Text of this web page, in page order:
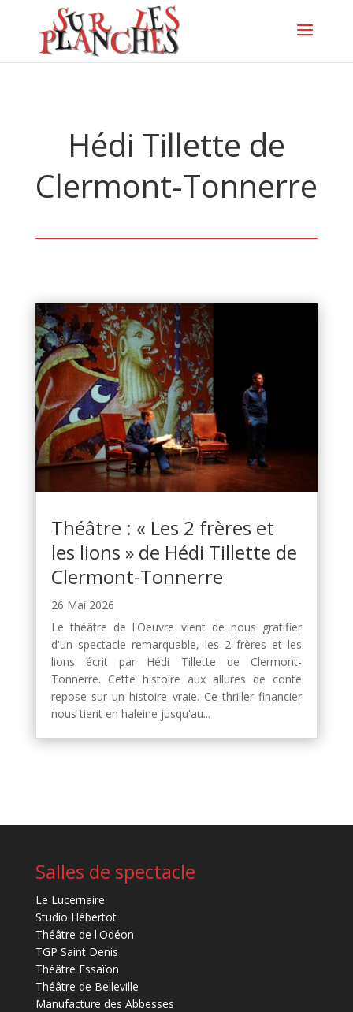
Hédi Tillette de
Clermont-Tonnerre
Théâtre : « Les 2 frères et
les lions » de Hédi Tillette de
Clermont-Tonnerre
26 Mai 2026
Le théâtre de l'Oeuvre vient de nous gratifier
d'un spectacle remarquable, les 2 frères et les
lions écrit par Hédi Tillette de Clermont-
Tonnerre. Cette histoire aux allures de conte
repose sur un histoire vraie. Ce thriller financier
nous tient en haleine jusqu'au...
Salles de spectacle
Le Lucernaire
Studio Hébertot
Théâtre de l'Odéon
TGP Saint Denis
Théâtre Essaïon
Théâtre de Belleville
Manufacture des Abbesses